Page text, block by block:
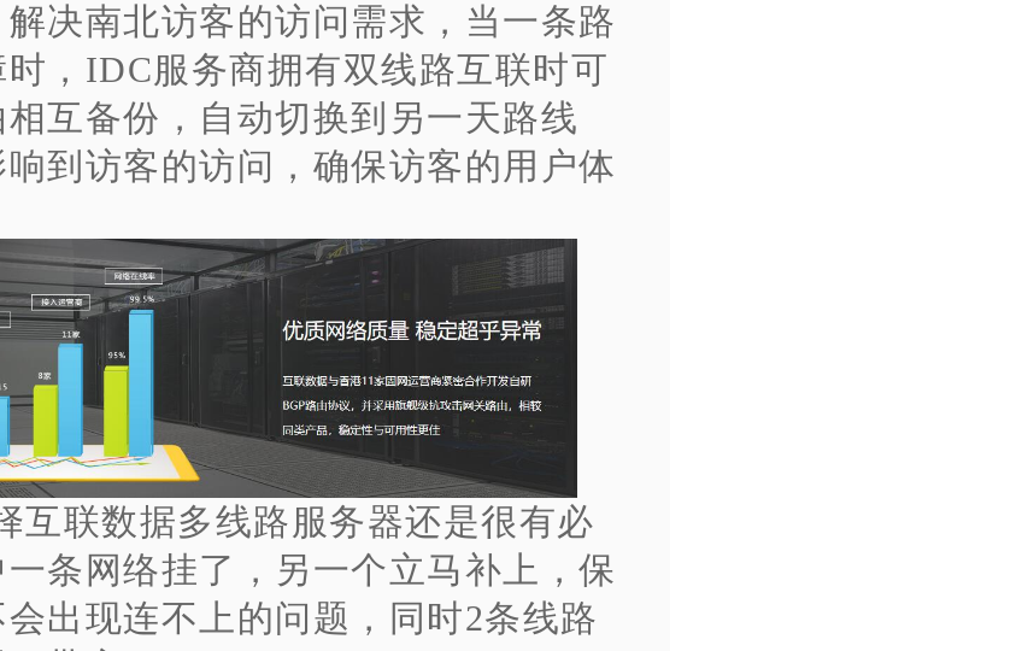
决南北访客的访问需求，当一条路
，IDC服务商拥有双线路互联时可
相互备份，自动切换到另一天路线
响到访客的访问，确保访客的用户体
互联数据多线路服务器还是很有必
条网络挂了，另一个立马补上，保
出现连不上的问题，同时2条线路